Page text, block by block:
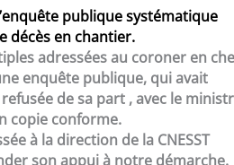
publique systématique
décès en chantier.
adressées au coroner en
enquête publique, qui avait
de sa part , avec le
copie conforme.
à la direction de la CNESST
son appui à notre démarche.